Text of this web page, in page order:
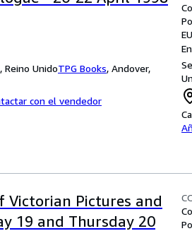
Reino UnidoTPG Books, Andover,
con el vendedor
Victorian Pictures and
19 and Thursday 20